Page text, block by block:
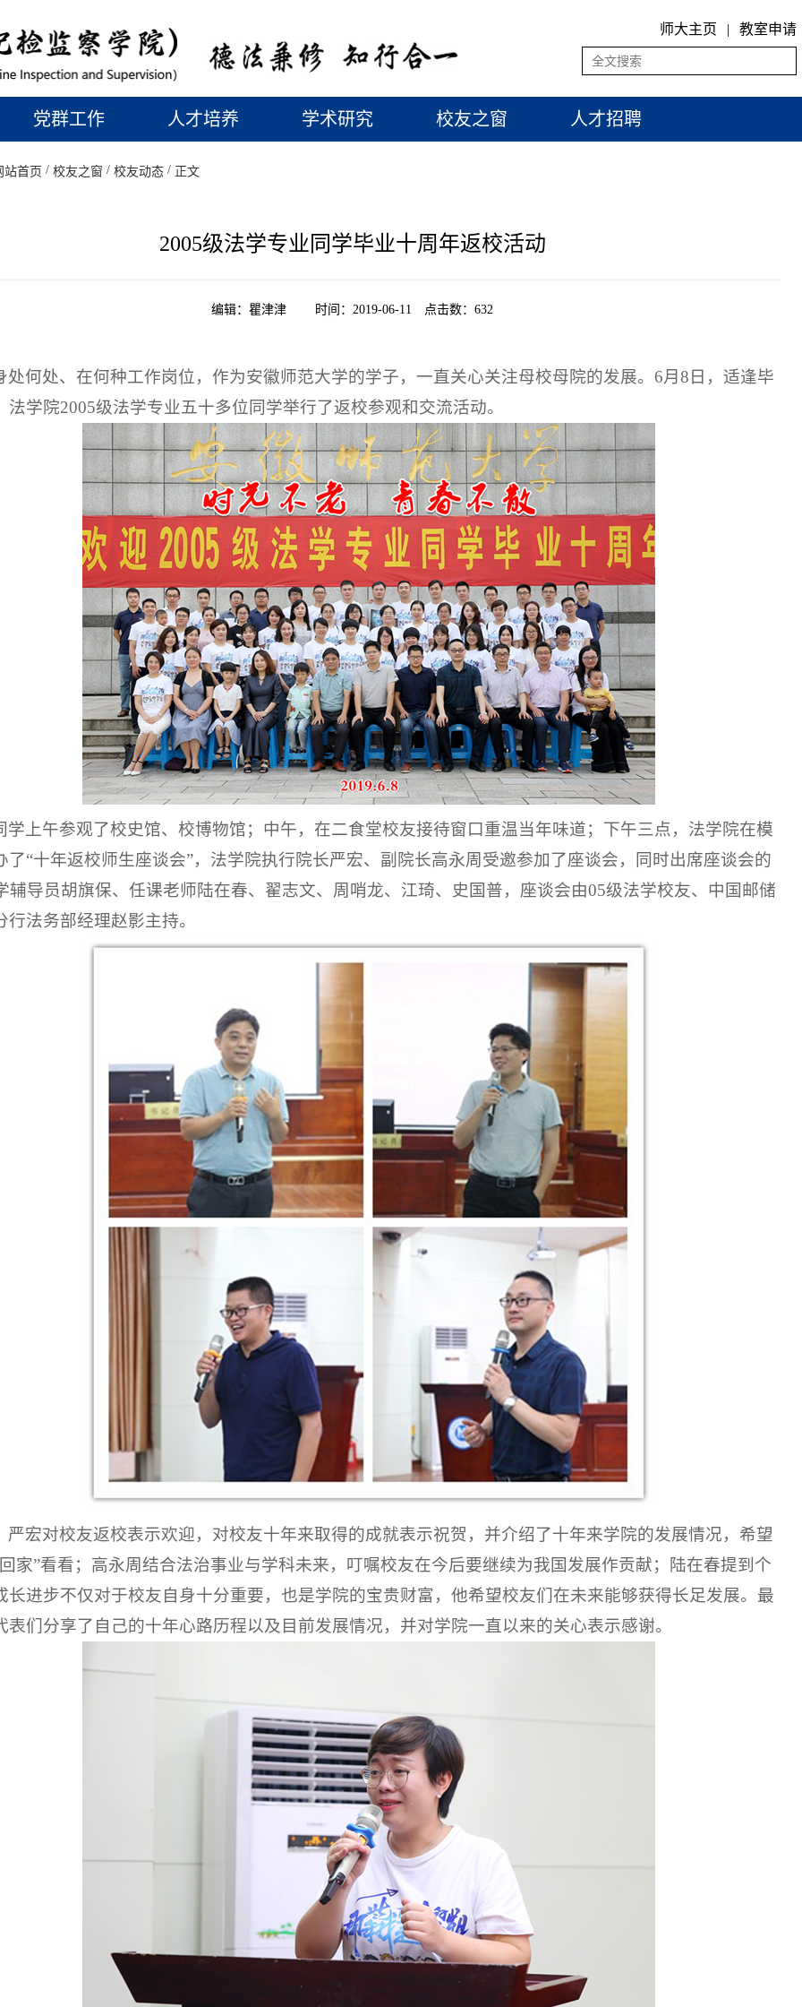
师大主页 | 教室申请
党群工作 人才培养 学术研究 校友之窗 人才招聘
站首页 / 校友之窗 / 校友动态 / 正文
2005级法学专业同学毕业十周年返校活动
编辑：瞿津津 时间：2019-06-11 点击数： 632
处何处、在何种工作岗位，作为安徽师范大学的学子，一直关心关注母校母院的发展。6月8日 ，适逢毕
法学院2005级法学专业五十多位同学举行了返校参观和交流活动。
学 上午参观了校史馆、校博物馆； 中午， 在二食堂校友接待窗口重温当年味道； 下午三点，法学院在模
了“十年返校师生座谈会”，法学院执行院长严宏、副院长高永周受邀参加了座谈会，同时出席座谈会的
辅导员胡旗保、任课老师陆在春、翟志文、周哨龙、江琦、史国普，座谈会由05级法学校友、中国邮储
行法务部经理赵影主持。
严宏对校友返校表示欢迎， 对校友十年来取得的成就表示祝贺，并介绍了十年来学院的发展情况，希望
家”看看；高永周结合法治事业与学科未来，叮嘱校友在今后要继续为我国发展作贡献；陆在春提到个
长进步不仅对于校友自身十分重要，也是学院的宝贵财富，他希望校友们在未来能够获得长足发展。 最
表们分享了自己的十年心路历程以及目前发展情况，并对学院一直以来的关心表示感谢。